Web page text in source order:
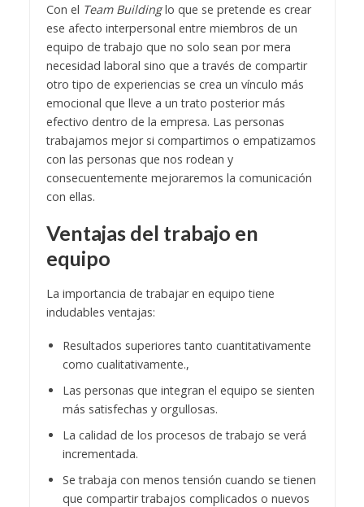
Con el Team Buildinglo que se pretende es crear
ese afecto interpersonal entre miembros de un
equipo de trabajo que no solo sean por mera
necesidad laboral sino que a través de compartir
otro tipo de experiencias se crea un vínculo más
emocional que lleve a un trato posterior más
efectivo dentro de la empresa. Las personas
trabajamos mejor si compartimos o empatizamos
con las personas que nos rodean y
consecuentemente mejoraremos la comunicación
con ellas.
Ventajas del trabajo en
equipo
La importancia de trabajar en equipo tiene
indudables ventajas:
Resultados superiores tanto cuantitativamente
como cualitativamente.,
Las personas que integran el equipo se sienten
más satisfechas y orgullosas.
La calidad de los procesos de trabajo se verá
incrementada.
Se trabaja con menos tensión cuando se tienen
que compartir trabajos complicados o nuevos